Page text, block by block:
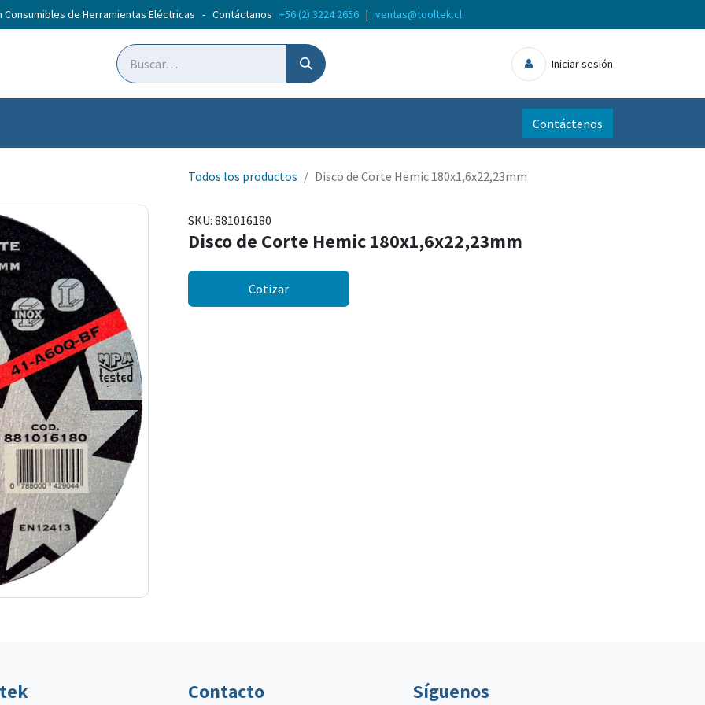
Consumibles de Herramientas Eléctricas - Contáctanos +56 (2) 3224 2656 | ventas@tooltek.cl
Iniciar sesión
Contáctenos
Todos los productos Disco de Corte Hemic 180x1,6x22,23mm
SKU: 881016180
Disco de Corte Hemic 180x1,6x22,23mm
Cotizar
Contacto Síguenos